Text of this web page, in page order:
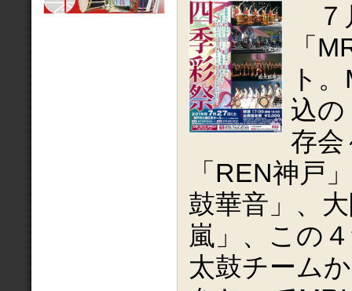
７
「
ト
込の
存会
「REN神戸
鼓華音」、
嵐」、この
太鼓チーム